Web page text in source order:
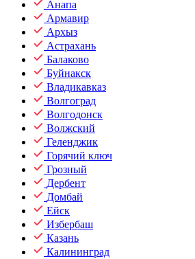
Анапа
Армавир
Архыз
Астрахань
Балаково
Буйнакск
Владикавказ
Волгоград
Волгодонск
Волжский
Геленджик
Горячий ключ
Грозный
Дербент
Домбай
Ейск
Избербаш
Казань
Калининград